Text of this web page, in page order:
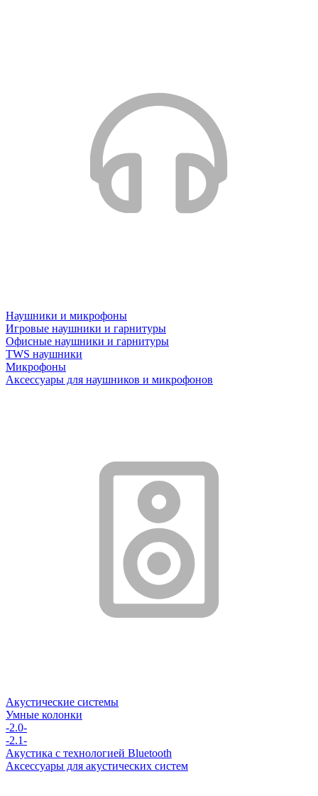
Наушники и микрофоны
Игровые наушники и гарнитуры
Офисные наушники и гарнитуры
TWS наушники
Микрофоны
Аксессуары для наушников и микрофонов
Акустические системы
Умные колонки
-2.0-
-2.1-
Акустика с технологией Bluetooth
Аксессуары для акустических систем